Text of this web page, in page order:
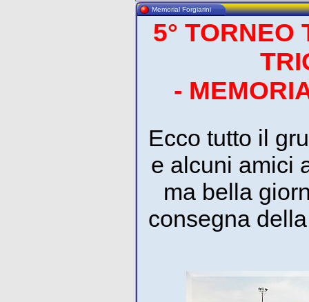
Memorial Forgiarini
5° TORNEO
-
Ecco tutto il
e alcuni amici
ma bella
consegna